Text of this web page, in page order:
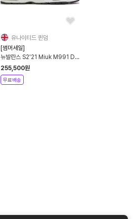
유나이티드 퀸덤
[썸머세일]
뉴발란스 S2'21 Miuk M991 D
07 2컬러
255,500원
무료배송